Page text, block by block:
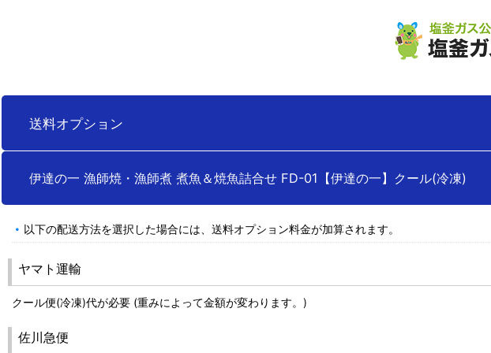
送料オプション
伊達の一 漁師焼・漁師煮 煮魚＆焼魚詰合せ FD-01【伊達の一】クール(冷凍)
以下の配送方法を選択した場合には、送料オプション料金が加算されます。
ヤマト運輸
クール便(冷凍)代が必要 (重みによって金額が変わります。)
佐川急便